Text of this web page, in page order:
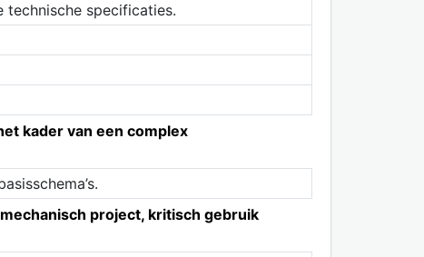
specificaties.
kader van een complex
project, kritisch gebruik